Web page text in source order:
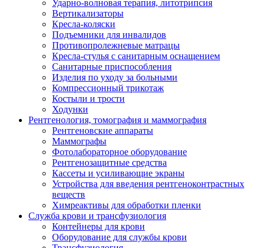
Ударно-волновая терапия, литотрипсия
Вертикализаторы
Кресла-коляски
Подъемники для инвалидов
Противопролежневые матрацы
Кресла-стулья с санитарным оснащением
Санитарные приспособления
Изделия по уходу за больными
Компрессионный трикотаж
Костыли и трости
Ходунки
Рентгенология, томография и маммография
Рентгеновские аппараты
Маммографы
Фотолабораторное оборудование
Рентгенозащитные средства
Кассеты и усиливающие экраны
Устройства для введения рентгеноконтрастных
веществ
Химреактивы для обработки пленки
Служба крови и трансфузиология
Контейнеры для крови
Оборудование для службы крови